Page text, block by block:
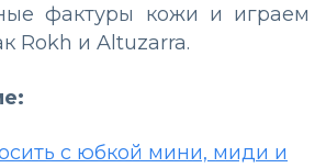
фактуры кожи и играем
Rokh и Altuzarra.
с юбкой мини, миди и